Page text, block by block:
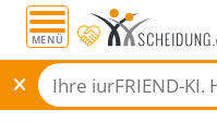
MENÜ